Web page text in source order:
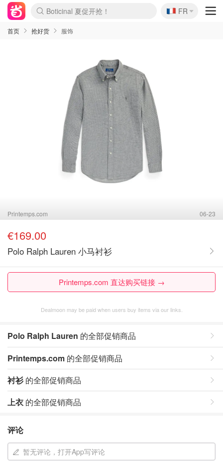
还没结束！&OtherStories大促
Joybuy变相75折 随时失效
速领！Stanley独家85折
疑似霸哥！Camper额外叠85折
Zalando 奥莱闪促！每日更新
Moncler反季囤！5折起+叠9折
Coach Brooklyn仅€192
🇫🇷
FR
首页 抢好货 服饰
Printemps.com 06-23
€169.00
Polo Ralph Lauren 小马衬衫
Printemps.com 直达购买链接 →
Dealmoon may be paid when users buy items via our links.
Polo Ralph Lauren 的全部促销商品
Printemps.com 的全部促销商品
衬衫的全部促销商品
上衣 的全部促销商品
评论
暂无评论，打开App写评论